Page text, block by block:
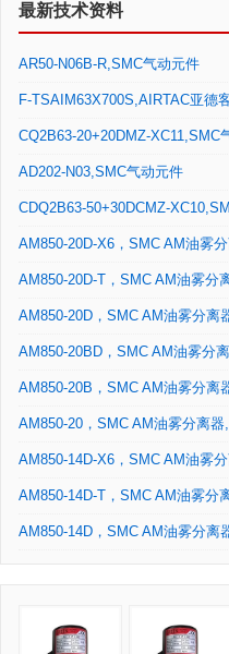
最新技术资料
AR50-N06B-R,SMC气动元件
F-TSAIM63X700S,AIRTAC亚德
CQ2B63-20+20DMZ-XC11,SMC
AD202-N03,SMC气动元件
CDQ2B63-50+30DCMZ-
AM850-20D-X6，SMC AM油雾
AM850-20D-T，SMC AM油雾分
AM850-20D，SMC AM油雾分离
AM850-20BD，SMC AM油雾分
AM850-20B，SMC AM油雾分离
AM850-20，SMC AM油雾分离
AM850-14D-X6，SMC AM油雾
AM850-14D-T，SMC AM油雾分
AM850-14D，SMC AM油雾分离